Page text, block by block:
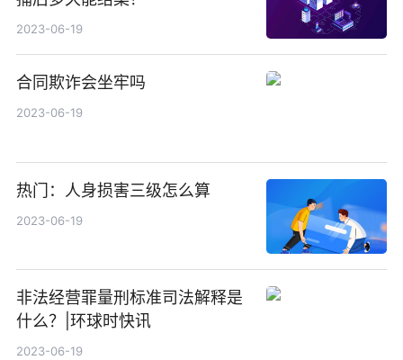
2023-06-19
合同欺诈会坐牢吗
2023-06-19
热门：人身损害三级怎么算
2023-06-19
非法经营罪量刑标准司法解释是
什么？|环球时快讯
2023-06-19